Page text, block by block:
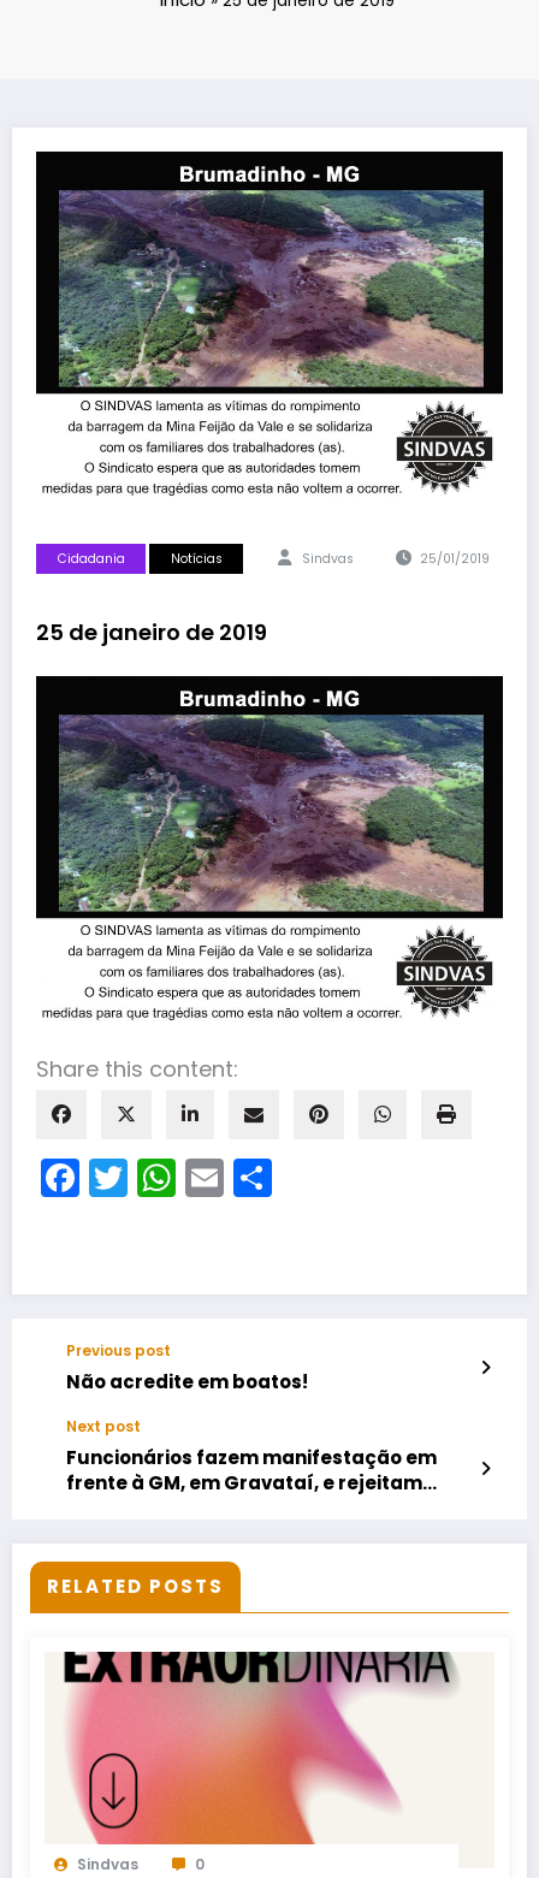
Cidadania Notícias Sindvas 25/01/2019
25 de janeiro de 2019
Share this content:
Facebook
Twitter
WhatsApp
Email
Previous post
Não acredite em boatos!
Next post
Funcionários fazem manifestação em
frente à GM, em Gravataí, e rejeitam
RELATED POSTS
Sindvas 0